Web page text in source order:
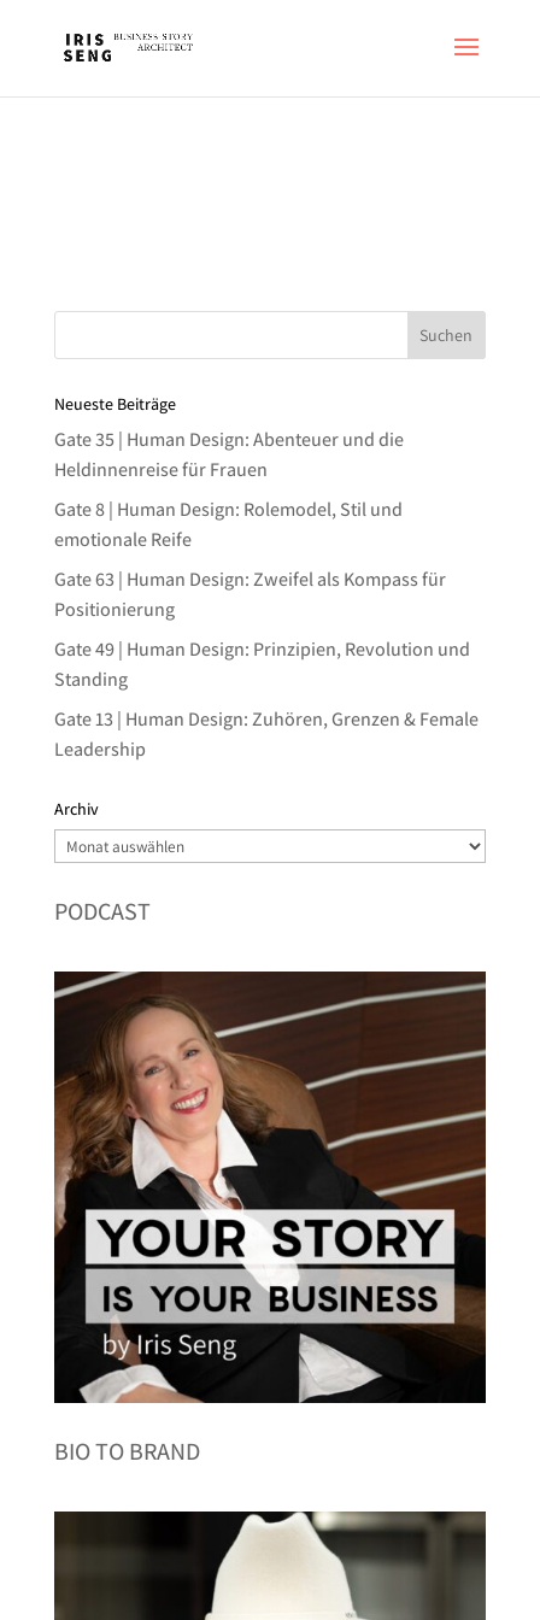
Neueste Beiträge
Gate 35 | Human Design: Abenteuer und die
Heldinnenreise für Frauen
Gate 8 | Human Design: Rolemodel, Stil und
emotionale Reife
Gate 63 | Human Design: Zweifel als Kompass für
Positionierung
Gate 49 | Human Design: Prinzipien, Revolution und
Standing
Gate 13 | Human Design: Zuhören, Grenzen & Female
Leadership
Archiv
Archiv
PODCAST
BIO TO BRAND